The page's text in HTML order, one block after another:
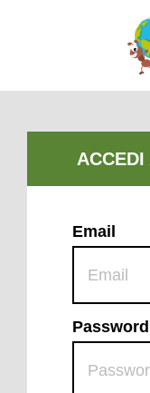
Email
Password